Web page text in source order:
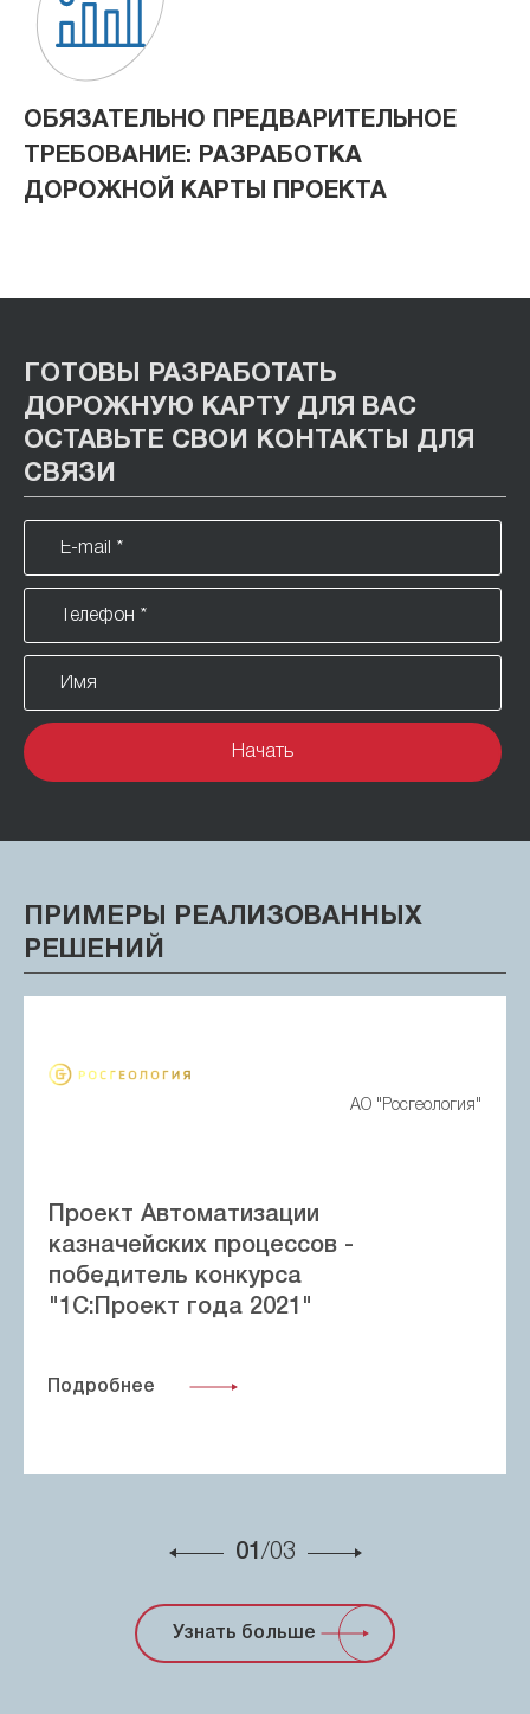
ОБЯЗАТЕЛЬНО ПРЕДВАРИТЕЛЬНОЕ
ТРЕБОВАНИЕ: РАЗРАБОТКА
ДОРОЖНОЙ КАРТЫ ПРОЕКТА
ГОТОВЫ РАЗРАБОТАТЬ
ДОРОЖНУЮ КАРТУ ДЛЯ ВАС
ОСТАВЬТЕ СВОИ КОНТАКТЫ ДЛЯ
СВЯЗИ
ПРИМЕРЫ РЕАЛИЗОВАННЫХ
РЕШЕНИЙ
АО "Росгеология"
Проект Автоматизации
казначейских процессов -
победитель конкурса
"1С:Проект года 2021"
Подробнее
01 /03
Узнать больше